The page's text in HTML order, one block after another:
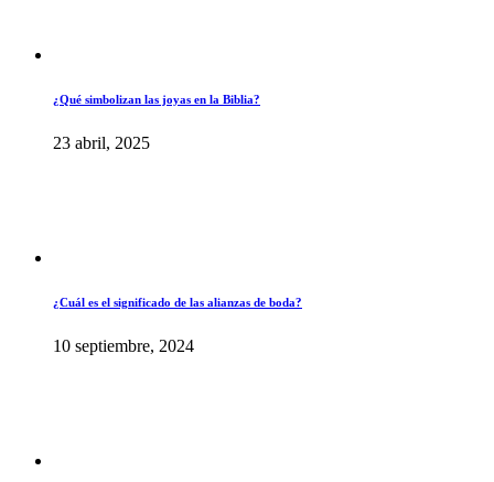
¿Qué simbolizan las joyas en la Biblia?
23 abril, 2025
¿Cuál es el significado de las alianzas de boda?
10 septiembre, 2024